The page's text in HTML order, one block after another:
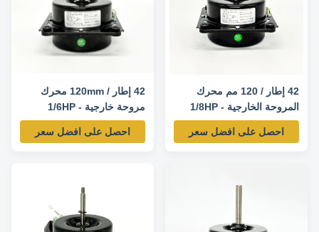
42 إطار / 120 مم محرك
المروحة الخارجية - 1/8HP
900RPM 220V 50HZ
احصل على افضل سعر
42 إطار / 120mm محرك
مروحة خارجية - 1/6HP
900RPM 220V 50HZ
احصل على افضل سعر